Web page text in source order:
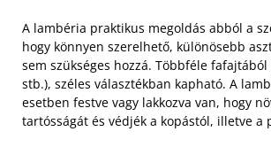
A lambéria praktikus megoldás abból a
hogy könnyen szerelhető, különösebb
sem szükséges hozzá. Többféle
stb.), széles választékban kapható. A
esetben festve vagy lakkozva van, hogy
tartósságát és védjék a kopástól, illetve a